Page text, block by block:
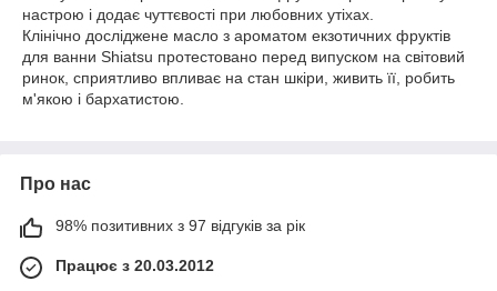
настрою і додає чуттєвості при любовних утіхах.
Клінічно досліджене масло з ароматом екзотичних фруктів
для ванни Shiatsu протестовано перед випуском на світовий
ринок, сприятливо впливає на стан шкіри, живить її, робить
м'якою і бархатистою.
Про нас
98% позитивних з 97 відгуків за рік
Працює з 20.03.2012